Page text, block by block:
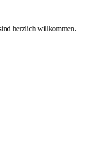
herzlich willkommen.